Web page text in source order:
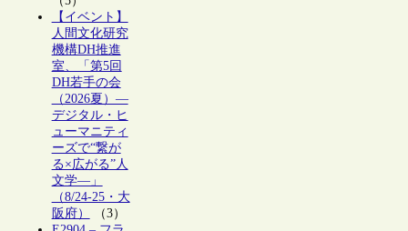
【イベント】
人間文化研究
機構DH推進
室、「第5回
DH若手の会
（2026夏）―
デジタル・ヒ
ューマニティ
ーズで“繋が
る×広がる”人
文学―」
（8/24-25・大
阪府）
（3）